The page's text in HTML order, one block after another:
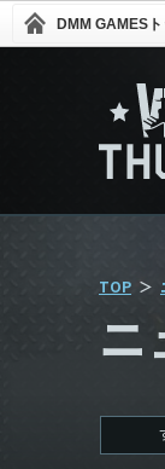
DMM GAMES
TOP
ニ